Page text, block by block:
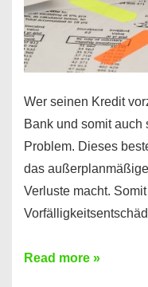
Wer seinen Kredit
Bank und somit
Problem. Dieses
das
Verluste macht.
Kredit
Read more »